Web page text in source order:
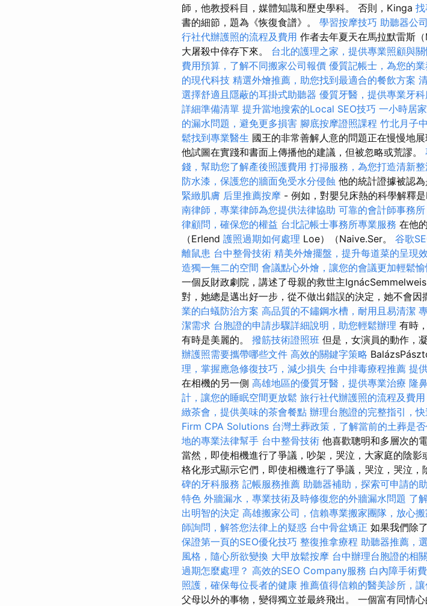
師，他教授科目，媒體知識和歷史學科。 否則，Kinga
書的細節，題為《恢復食譜》。 學習按摩技巧 助聽器公
行社代辦護照的流程及費用 作者去年夏天在馬拉默雷斯
大屠殺中倖存下來。 台北的護理之家，提供專業照顧與關
費用預算，了解不同搬家公司報價 優質記帳士，為您的
的現代科技 精選外燴推薦，助您找到最適合的餐飲方案
選擇舒適且隱蔽的耳掛式助聽器 優質牙醫，提供專業牙科
詳細準備清單 提升當地搜索的Local SEO技巧 一小時居
的漏水問題，避免更多損害 腳底按摩證照課程 竹北月子
鬆找到專業醫生 國王的非常善解人意的問題正在慢慢地
他試圖在實踐和書面上傳播他的建議，但被忽略或荒謬。
錢，幫助您了解產後照護費用 打掃服務，為您打造清新
防水漆，保護您的牆面免受水分侵蝕 他的統計證據被認
緊緻肌膚 后里推薦按摩 - 例如，對嬰兒床熱的科學解釋
南律師，專業律師為您提供法律協助 可靠的會計師事務
律顧問，確保您的權益 台北記帳士事務所專業服務 在他
（Erlend 護照過期如何處理 Loe）（Naive.Ser。 谷歌
離鼠患 台中整骨技術 精美外燴擺盤，提升每道菜的呈現
造獨一無二的空間 會議點心外燴，讓您的會議更加輕鬆
一個反財政劇院，講述了母親的救世主
對，她總是邁出好一步，從不做出錯誤的決定，她不會因
業的白蟻防治方案 高品質的不鏽鋼水槽，耐用且易清潔
潔需求 台胞證的申請步驟詳細說明，助您輕鬆辦理 有時
有時是美麗的。 撥筋技術證照班 但是，女演員的動作，
辦護照需要攜帶哪些文件 高效的關鍵字策略
理，掌握應急修復技巧，減少損失 台中排毒療程推薦 提
在相機的另一側 高雄地區的優質牙醫，提供專業治療 隆
計，讓您的睡眠空間更放鬆 旅行社代辦護照的流程及費用
緻茶會，提供美味的茶會餐點 辦理台胞證的完整指引，
Firm CPA Solutions 台灣土葬政策，了解當前的土葬是
地的專業法律幫手 台中整骨技術 他喜歡聰明和多層次的
當然，即使相機進行了爭議，吵架，哭泣，大家庭的陰
格化形式顯示它們，即使相機進行了爭議，哭泣，哭泣，
碑的牙科服務 記帳服務推薦 助聽器補助，探索可申請的
特色 外牆漏水，專業技術及時修復您的外牆漏水問題 了
出明智的決定 高雄搬家公司，信賴專業搬家團隊，放心搬
師詢問，解答您法律上的疑惑 台中骨盆矯正 如果我們除
保證第一頁的SEO優化技巧 整復推拿療程 助聽器推薦，
風格，隨心所欲變換 大甲放鬆按摩 台中辦理台胞證的相
過期怎麼處理？ 高效的SEO Company服務 白內障手術
照護，確保每位長者的健康 推薦值得信賴的醫美診所，
父母以外的事物，變得獨立並最終飛出。 一個富有同情